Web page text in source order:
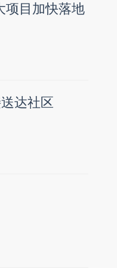
项目加快落地
达社区